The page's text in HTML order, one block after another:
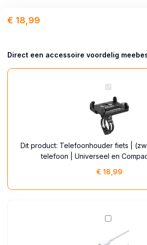
€ 18,99
Direct een accessoire voordelig
fiets
|
(zwart)
Fietshouder
telefoon
|
Universeel
en
Dit product: Telefoonhouder fiets |
telefoon | Universeel en
€ 18,99
Luxebass
C